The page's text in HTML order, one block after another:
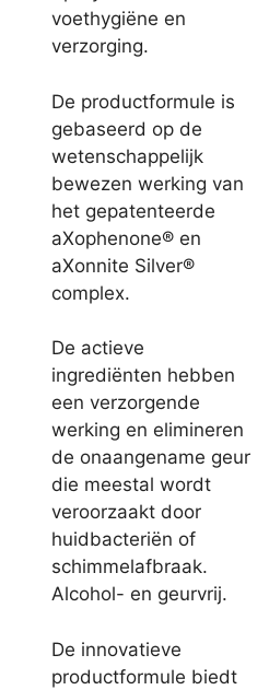
voethygiëne en
verzorging.
De productformule is
gebaseerd op de
wetenschappelijk
bewezen werking van
het gepatenteerde
aXophenone® en
aXonnite Silver®
complex.
De actieve
ingrediënten hebben
een verzorgende
werking en elimineren
de onaangename geur
die meestal wordt
veroorzaakt door
huidbacteriën of
schimmelafbraak.
Alcohol- en geurvrij.
De innovatieve
productformule biedt